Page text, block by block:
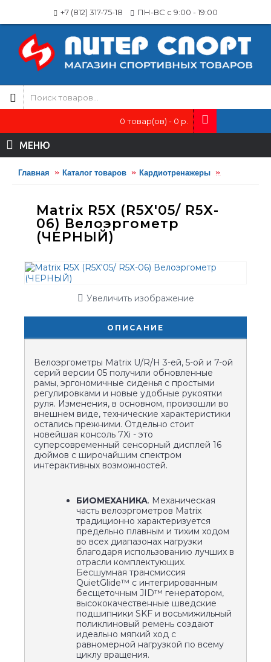
+7 (812) 317-75-18 ПН-ВС с 9:00 - 19:00
0 товар(ов) - 0 р.
МЕНЮ
Главная Каталог товаров Кардиотренажеры
Matrix R5X (R5X'05/ R5X-
06) Велоэргометр
(ЧЕРНЫЙ)
Увеличить изображение
ОПИСАНИЕ
Велоэргометры Matrix U/R/H 3-ей, 5-ой и 7-ой
серий версии 05 получили обновленные
рамы, эргономичные сиденья с простыми
регулировками и новые удобные рукоятки
руля. Изменения, в основном, произошли во
внешнем виде, технические характеристики
остались прежними. Отдельно стоит
новейшая консоль 7Xi - это
суперсовременный сенсорный дисплей 16
дюймов с широчайшим спектром
интерактивных возможностей.
БИОМЕХАНИКА. Механическая
часть велоэргометров Matrix
традиционно характеризуется
предельно плавным и тихим ходом
во всех диапазонах нагрузки
благодаря использованию лучших в
отрасли комплектующих.
Бесшумная трансмиссия
QuietGlide™ с интегрированным
беcщеточным JID™ генератором,
высококачественные шведские
подшипники SKF и восьмижильный
поликлиновый ремень создают
идеально мягкий ход с
равномерной нагрузкой по всему
циклу вращения.